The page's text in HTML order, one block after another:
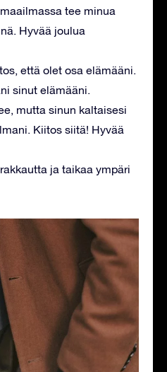
tee minua
Hyvää joulua
että olet osa elämääni.
sinut elämääni.
mutta sinun kaltaisesi
Kiitos siitä! Hyvää
ja taikaa ympäri